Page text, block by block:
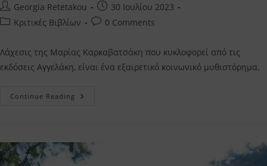
Post
author:
Georgia Retetakou
Post
published:
30 Ιουλίου 2023
PostΚριτικές Βιβλίων
Post0 Comments
Λάχεσις της Μαρίας Καρκαβατσάκη που κυκλοφορεί από τις
εκδόσεις Αγγελάκη, είναι ένα εξαιρετικό κοινωνικό μυθιστόρημα.
Continue Reading Λάχεσις
Κριτική
Μου